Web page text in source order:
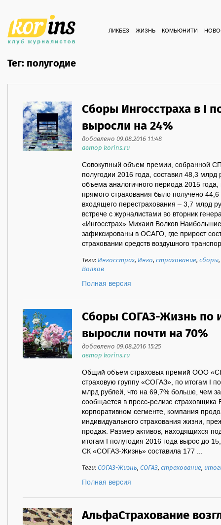
ЛИКБЕЗ ЖИЗНЬ КОМЬЮНИТИ
Тег: полугодие
Сборы Ингосстраха в I
выросли на 24%
добавлено 09.08.2016 11:48
автор korins.ru
Совокупный объем премии, собранной
полугодии 2016 года, составил 48,3
объема аналогичного периода 2015
прямого страхования было получено
входящего перестрахования – 3,7 млрд
встрече с журналистами во вторник
«Ингосстрах» Михаил
зафиксированы в ОСАГО, где прирост
страховании средств воздушного
Теги:Ингосстрах, Инго,страхование,сборы,
Волков
Полная версия
Сборы СОГАЗ-Жизнь по
выросли почти на 70%
добавлено 09.08.2016 15:25
автор korins.ru
Общий объем страховых премий ООО
страховую группу «СОГАЗ», по итогам I
млрд рублей, что на 69,7% больше, чем
сообщается в пресс-релизе
корпоративном сегменте, компания
индивидуального страхования жизни,
продаж. Размер активов, находящихся
итогам I полугодия 2016 года вырос до
СК «СОГАЗ-Жизнь» составила 177 ...
Теги:СОГАЗ-Жизнь,СОГАЗ,страхование,
Полная версия
АльфаСтрахование